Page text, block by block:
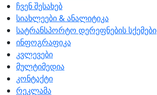
ჩვენ შესახებ
სიახლეები & ანალიტიკა
სატრანსპორტო დერეფნების სქემები
ინფოგრაფიკა
კვლევები
მულტიმედია
კონტაქტი
რეკლამა